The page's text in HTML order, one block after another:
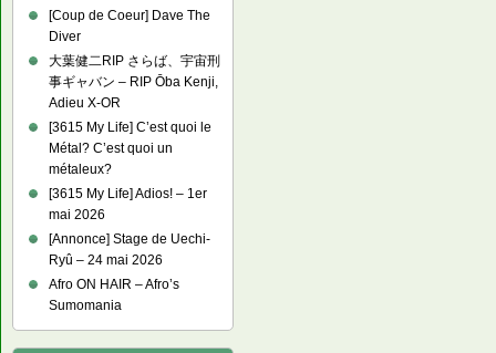
[Coup de Coeur] Dave The
Diver
大葉健二RIP さらば、宇宙刑
事ギャバン – RIP Ōba Kenji,
Adieu X-OR
[3615 My Life] C’est quoi le
Métal? C’est quoi un
métaleux?
[3615 My Life] Adios! – 1er
mai 2026
[Annonce] Stage de Uechi-
Ryû – 24 mai 2026
Afro ON HAIR – Afro’s
Sumomania